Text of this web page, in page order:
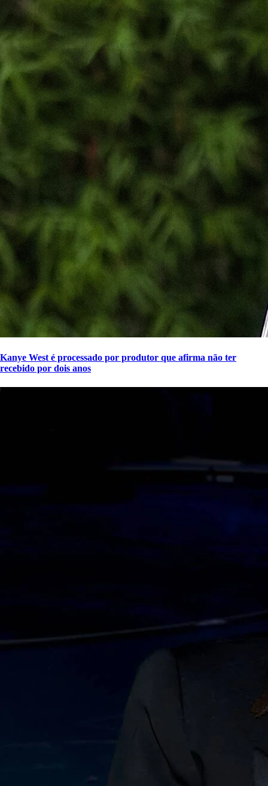
Kanye West é processado por produtor que afirma não ter
recebido por dois anos